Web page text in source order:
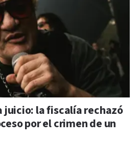
juicio: la fiscalía rechazó
por el crimen de un